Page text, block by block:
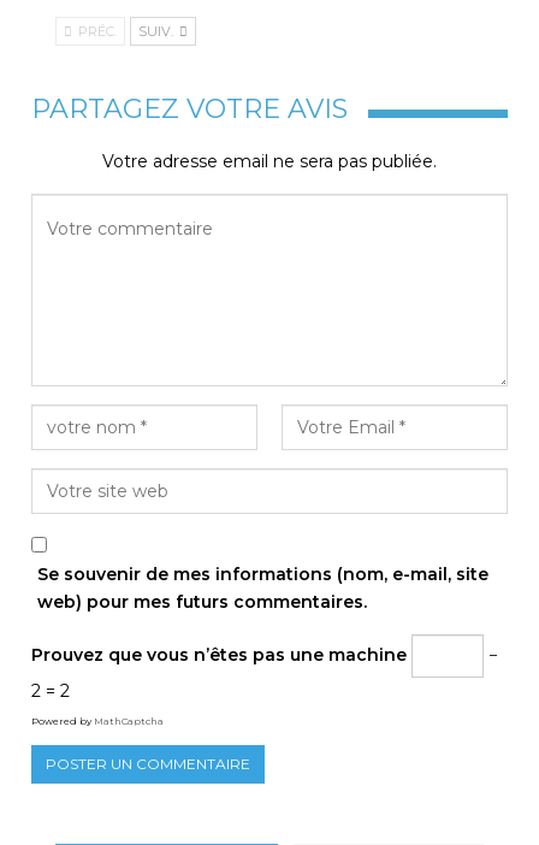
PRÉC. SUIV.
PARTAGEZ VOTRE AVIS
Votre adresse email ne sera pas publiée.
Se souvenir de mes informations (nom, e-mail, site
web) pour mes futurs commentaires.
Prouvez que vous n’êtes pas une machine
−
2 = 2
Powered by MathCaptcha